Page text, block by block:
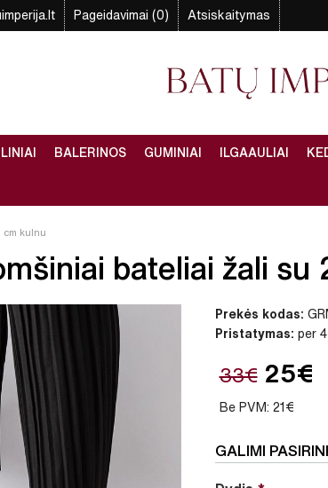
Pageidavimai (0) Atsiskaitymas
BALERINOS GUMINIAI ILGAAULIAI
cm kulnu
bateliai žali
Prekės kodas:
Pristatymas: per
33€ 25€
Be PVM: 21€
GALIMI